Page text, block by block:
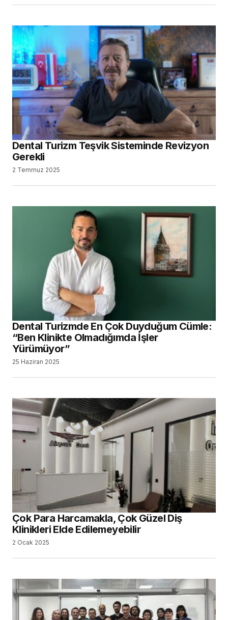
Dental Turizm Teşvik Sisteminde Revizyon
Gerekli
2 Temmuz 2025
Dental Turizmde En Çok Duyduğum Cümle:
“Ben Klinikte Olmadığımda İşler
Yürümüyor”
25 Haziran 2025
Çok Para Harcamakla, Çok Güzel Diş
Klinikleri Elde Edilemeyebilir
2 Ocak 2025